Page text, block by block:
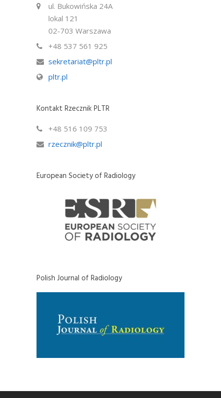
ul. Bukowińska 24A
lokal 121
02-703 Warszawa
+48 537 561 925
sekretariat@pltr.pl
pltr.pl
Kontakt Rzecznik PLTR
+48 516 109 753
rzecznik@pltr.pl
European Society of Radiology
Polish Journal of Radiology